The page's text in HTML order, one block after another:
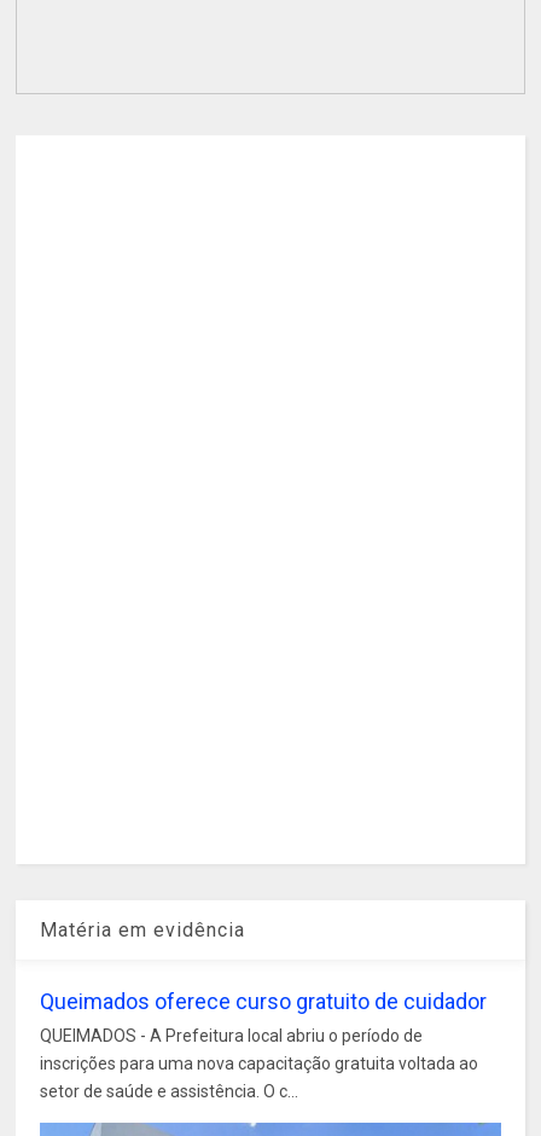
Matéria em evidência
Queimados oferece curso gratuito de cuidador
QUEIMADOS - A Prefeitura local abriu o período de
inscrições para uma nova capacitação gratuita voltada ao
setor de saúde e assistência. O c...